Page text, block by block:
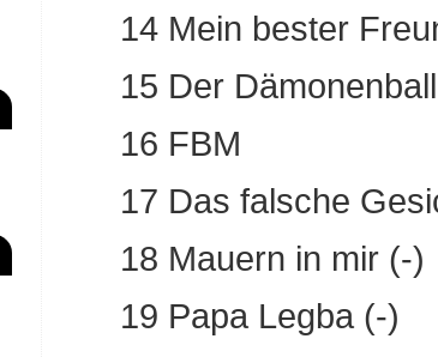
14 Mein bester
15 Der Dämonenball
16 FBM
17 Das falsche
18 Mauern in mir (-)
19 Papa Legba (-)